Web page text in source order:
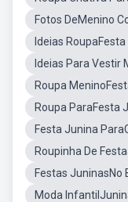
Fotos DeMenino
Ideias
Ideias Para Vestir
Roupa
Roupa ParaFesta
Festa Junina
Roupinha De
Festas JuninasNo
Moda